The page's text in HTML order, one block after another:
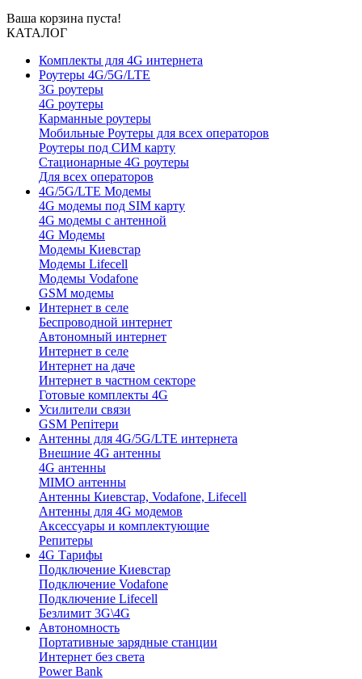
Ваша корзина пуста!
КАТАЛОГ
Комплекты для 4G интернета
Роутеры 4G/5G/LTE
3G роутеры
4G роутеры
Карманные роутеры
Мобильные Роутеры для всех операторов
Роутеры под СИМ карту
Стационарные 4G роутеры
Для всех операторов
4G/5G/LTE Модемы
4G модемы под SIM карту
4G модемы с антенной
4G Модемы
Модемы Киевстар
Модемы Lifecell
Модемы Vodafone
GSM модемы
Интернет в селе
Беспроводной интернет
Автономный интернет
Интернет в селе
Интернет на даче
Интернет в частном секторе
Готовые комплекты 4G
Усилители связи
GSM Репітери
Антенны для 4G/5G/LTE интернета
Внешние 4G антенны
4G антенны
MIMO антенны
Антенны Киевстар, Vodafone, Lifecell
Антенны для 4G модемов
Аксессуары и комплектующие
Репитеры
4G Тарифы
Подключение Киевстар
Подключение Vodafone
Подключение Lifecell
Безлимит 3G\4G
Автономность
Портативные зарядные станции
Интернет без света
Power Bank